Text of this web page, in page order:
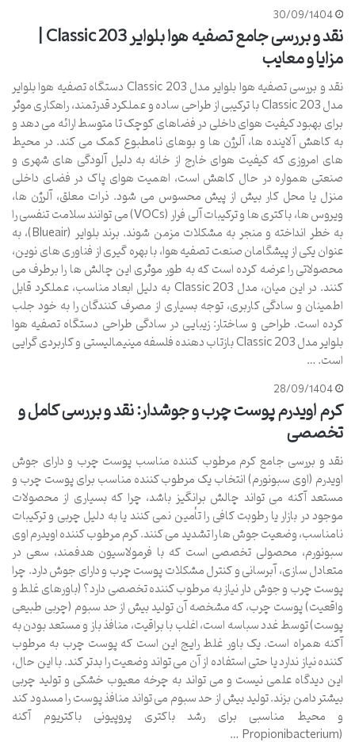
30/09/1404
نقد و بررسی جامع تصفیه هوا بلوایر 203 Classic |
مزایا و معایب
نقد و بررسی تصفیه هوا بلوایر مدل 203 Classic دستگاه تصفیه هوا بلوایر
مدل 203 Classic با ترکیبی از طراحی ساده و عملکرد قدرتمند، راهکاری موثر
برای بهبود کیفیت هوای داخلی در فضاهای کوچک تا متوسط ارائه می دهد و
به کاهش آلاینده ها، آلرژن ها و بوهای نامطبوع کمک می کند. در محیط
های امروزی که کیفیت هوای خارج از خانه به دلیل آلودگی های شهری و
صنعتی همواره در حال کاهش است، اهمیت هوای پاک در فضای داخلی
منزل یا محل کار بیش از پیش محسوس می شود. ذرات معلق، آلرژن ها،
ویروس ها، باکتری ها و ترکیبات آلی فرار (VOCs) می توانند سلامت تنفسی را
به خطر انداخته و منجر به مشکلات مزمن شوند. برند بلوایر (Blueair)، به
عنوان یکی از پیشگامان صنعت تصفیه هوا، با بهره گیری از فناوری های نوین،
محصولاتی را عرضه کرده است که به طور موثری این چالش ها را برطرف می
کنند. در این میان، مدل 203 Classic به دلیل ابعاد مناسب، عملکرد قابل
اطمینان و سادگی کاربری، توجه بسیاری از مصرف کنندگان را به خود جلب
کرده است. طراحی و ساختار: زیبایی در سادگی طراحی دستگاه تصفیه هوا
بلوایر مدل 203 Classic بازتاب دهنده فلسفه مینیمالیستی و کاربردی گرایی
است. …
28/09/1404
کرم اویدرم پوست چرب و جوشدار: نقد و بررسی کامل و
تخصصی
نقد و بررسی جامع کرم مرطوب کننده مناسب پوست چرب و دارای جوش
اویدرم (اوی سبونورم) انتخاب یک مرطوب کننده مناسب برای پوست چرب و
مستعد آکنه می تواند چالش برانگیز باشد، چرا که بسیاری از محصولات
موجود در بازار یا رطوبت کافی را تأمین نمی کنند یا به دلیل چربی و ترکیبات
نامناسب، وضعیت جوش ها را تشدید می کنند. کرم مرطوب کننده اویدرم اوی
سبونورم، محصولی تخصصی است که با فرمولاسیون هدفمند، سعی در
متعادل سازی، آبرسانی و کنترل مشکلات پوست چرب و دارای جوش دارد. چرا
پوست چرب و جوش دار نیاز به مرطوب کننده تخصصی دارد؟ (باورهای غلط و
واقعیت) پوست چرب، که مشخصه آن تولید بیش از حد سبوم (چربی طبیعی
پوست) توسط غدد سباسه است، اغلب با براقیت، منافذ باز و مستعد بودن به
آکنه همراه است. یک باور غلط رایج این است که پوست چرب به مرطوب
کننده نیاز ندارد یا حتی استفاده از آن می تواند وضعیت را بدتر کند. با این حال،
این دیدگاه علمی نیست و می تواند به چرخه معیوب خشکی و تولید چربی
بیشتر دامن بزند. تولید بیش از حد سبوم می تواند منافذ پوست را مسدود کند
و محیط مناسبی برای رشد باکتری پروپیونی باکتریوم آکنه
(Propionibacterium …